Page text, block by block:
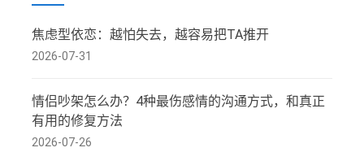
焦虑型依恋：越怕失去，越容易把TA推开
2026-07-31
情侣吵架怎么办？4种最伤感情的沟通方式，和真正
有用的修复方法
2026-07-26